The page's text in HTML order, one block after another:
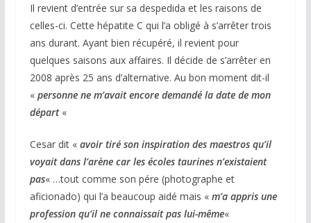
Il revient d’entrée sur sa despedida et les raisons de
celles-ci. Cette hépatite C qui l’a obligé à s’arrêter trois
ans durant. Ayant bien récupéré, il revient pour
quelques saisons aux affaires. Il décide de s’arrêter en
2008 après 25 ans d’alternative. Au bon moment dit-il
« personne ne m’avait encore demandé la date de mon
départ «
Cesar dit « avoir tiré son inspiration des maestros qu’il
voyait dans l’arène car les écoles taurines n’existaient
pas« …tout comme son pére (photographe et
aficionado) qui l’a beaucoup aidé mais « m’a appris une
profession qu’il ne connaissait pas lui-même«